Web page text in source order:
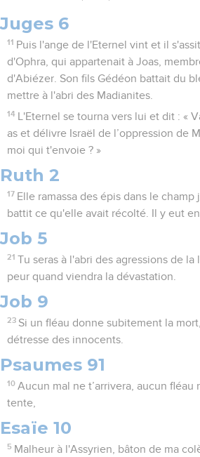
Juges 6
11 Puis l'ange de l'Eternel vint et il
d'Ophra, qui appartenait à Joas,
d'Abiézer. Son fils Gédéon battait du
mettre à l'abri des Madianites.
14
L'Eternel se tourna vers lui et dit : «
as et délivre Israël de l’oppression de
moi qui t'envoie ? »
Ruth 2
17 Elle ramassa des épis dans le
battit ce qu'elle avait récolté. Il y eut
Job 5
21 Tu seras à l'abri des agressions de la
peur quand viendra la dévastation.
Job 9
23 Si un fléau donne subitement la
détresse des innocents.
Psaumes 91
10 Aucun mal ne t’arrivera, aucun fléau
tente,
Esaïe 10
5 Malheur à l'Assyrien, bâton de ma